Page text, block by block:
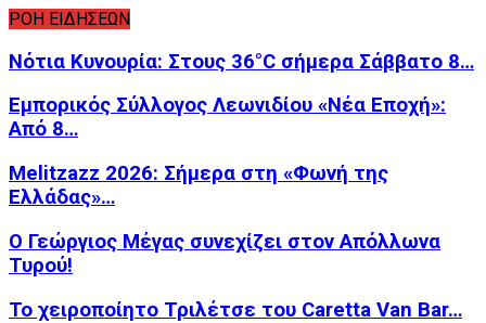
ΡΟΗ ΕΙΔΗΣΕΩΝ
Νότια Κυνουρία: Στους 36°C σήμερα Σάββατο 8…
Εμπορικός Σύλλογος Λεωνιδίου «Νέα Εποχή»:
Από 8…
Melitzazz 2026: Σήμερα στη «Φωνή της
Ελλάδας»…
Ο Γεώργιος Μέγας συνεχίζει στον Απόλλωνα
Τυρού!
Το χειροποίητο Τριλέτσε του Caretta Van Bar…